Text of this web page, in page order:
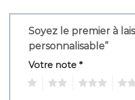
Soyez le premier à
personnalisable”
Votre note *